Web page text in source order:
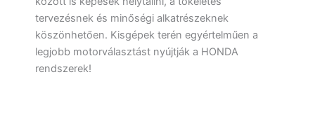
tervezésnek és minőségi alkatrészeknek
köszönhetően. Kisgépek terén egyértelműen a
legjobb motorválasztást nyújtják a HONDA
rendszerek!